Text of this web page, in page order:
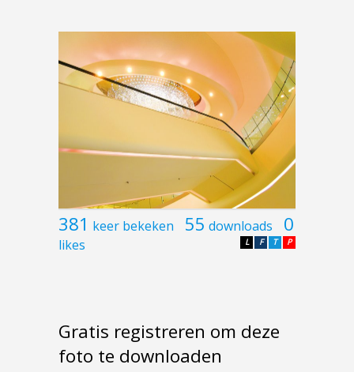
381 keer bekeken 55 downloads 0
likes P
T
F
L
Gratis registreren om deze
foto te downloaden